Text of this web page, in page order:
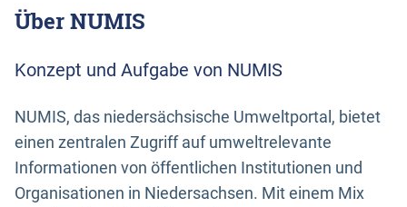
Über NUMIS
Konzept und Aufgabe von NUMIS
NUMIS, das niedersächsische Umweltportal, bietet
einen zentralen Zugriff auf umweltrelevante
Informationen von öffentlichen Institutionen und
Organisationen in Niedersachsen. Mit einem Mix